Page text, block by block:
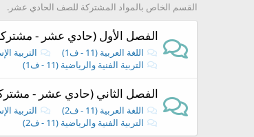
القسم الخاص بالمواد المشتركة للصف الحادي عشر.
الفصل الأول (حادي عشر -
اللغة العربية (11 - ف1) التربية
التربية الفنية والرياضية (11 - ف1)
الفصل الثاني (حادي عشر -
اللغة العربية (11 - ف2) التربية
التربية الفنية والرياضية (11 - ف2)